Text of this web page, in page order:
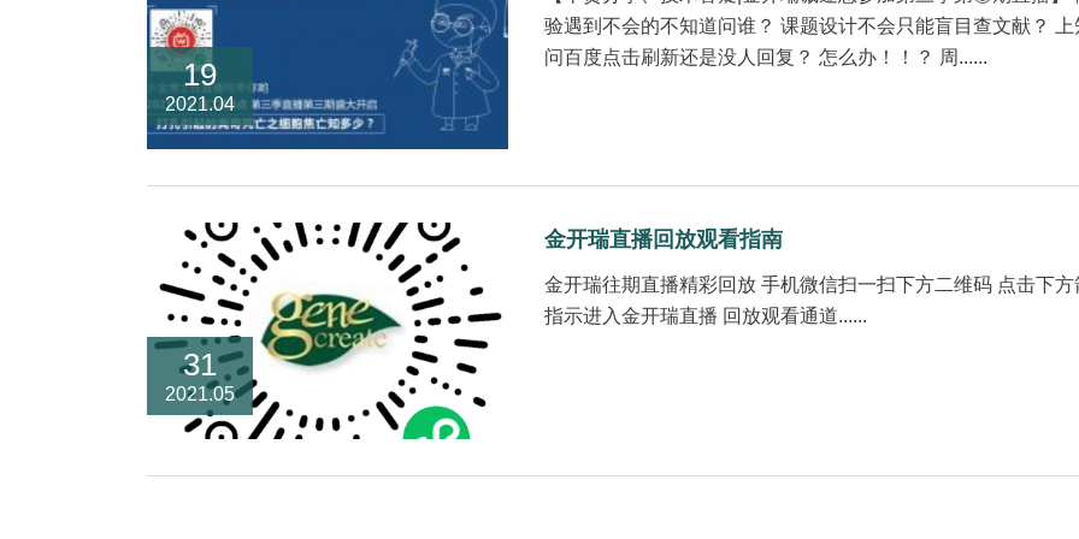
19
2021.04
验遇到不会的不知道问谁？ 课题设计不会只能盲目查文献？ 上
问百度点击刷新还是没人回复？ 怎么办！！？ 周......
31
2021.05
金开瑞直播回放观看指南
金开瑞往期直播精彩回放 手机微信扫一扫下方二维码 点击下方
指示进入金开瑞直播 回放观看通道......